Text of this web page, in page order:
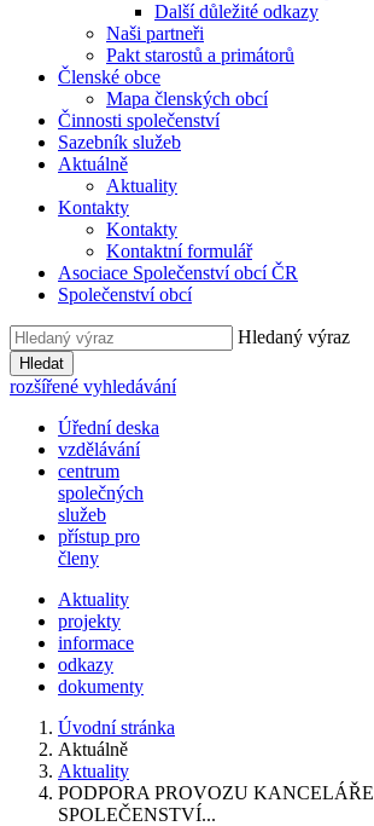
Další důležité odkazy
Naši partneři
Pakt starostů a primátorů
Členské obce
Mapa členských obcí
Činnosti společenství
Sazebník služeb
Aktuálně
Aktuality
Kontakty
Kontakty
Kontaktní formulář
Asociace Společenství obcí ČR
Společenství obcí
Hledaný výraz
Hledat
rozšířené vyhledávání
Úřední deska
vzdělávání
centrum
společných
služeb
přístup pro
členy
Aktuality
projekty
informace
odkazy
dokumenty
Úvodní stránka
Aktuálně
Aktuality
PODPORA PROVOZU KANCELÁŘE
SPOLEČENSTVÍ...